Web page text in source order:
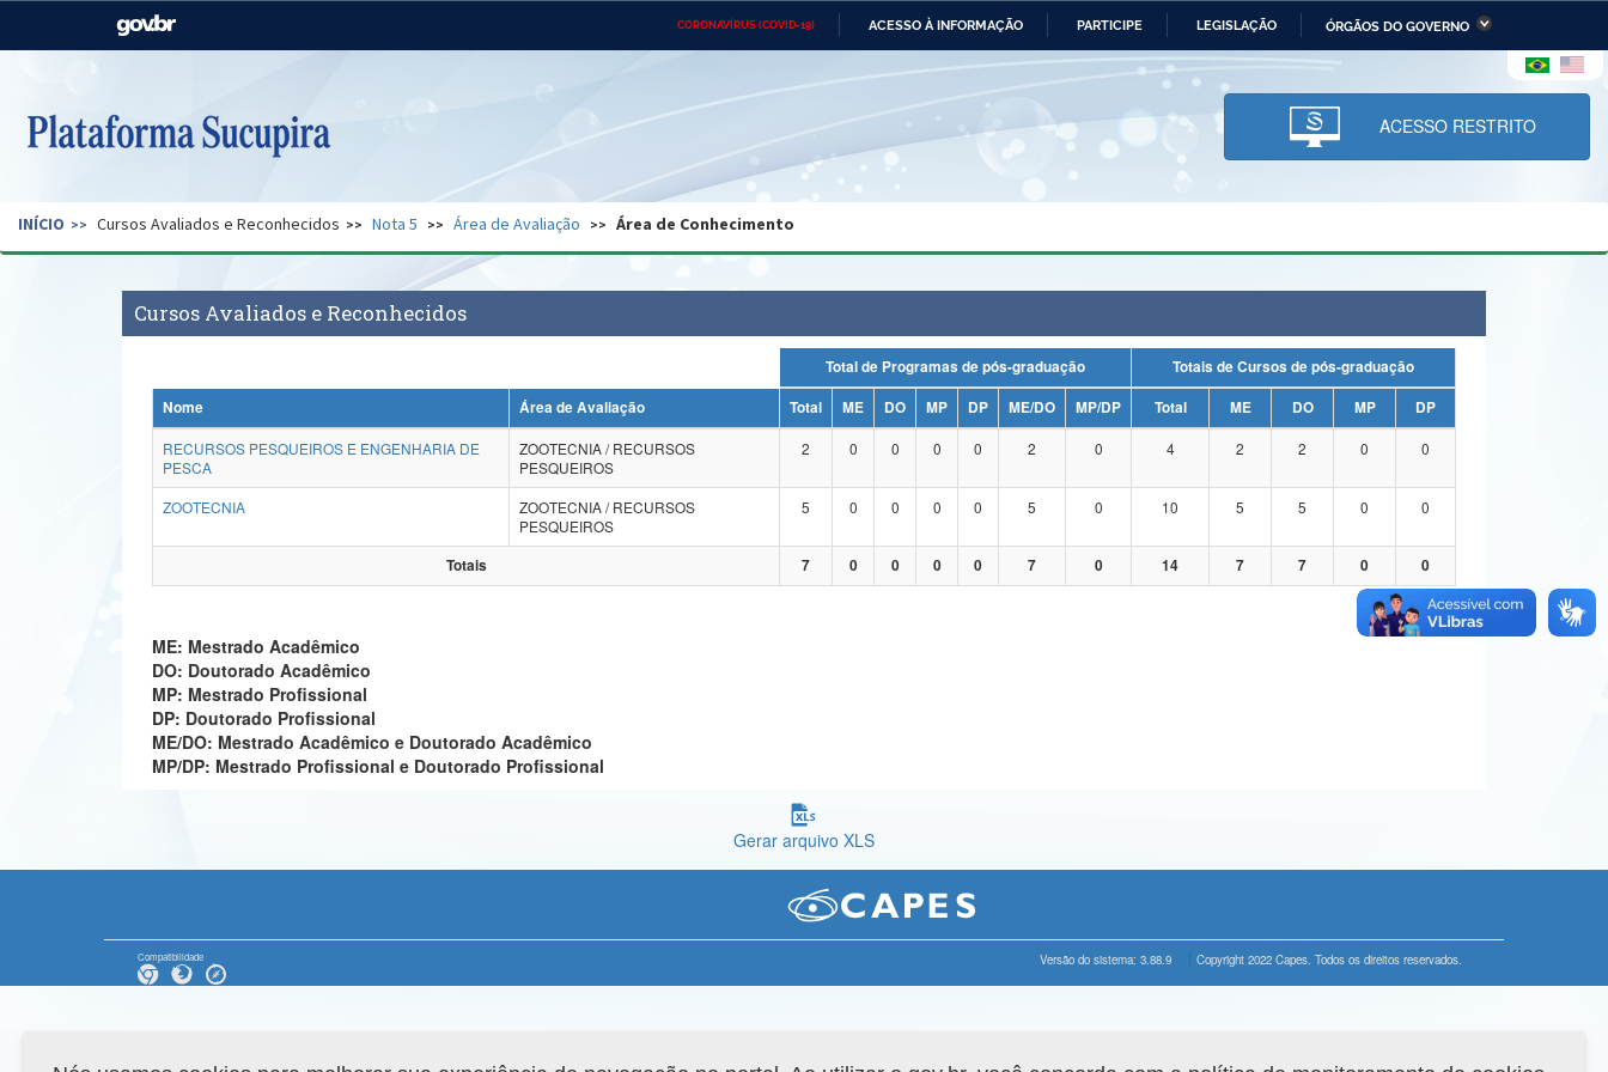
CORONAVÍRUS (COVID-19) ACESSO À INFORMAÇÃO PARTICIPE LEGISLAÇÃO ÓRGÃOS DO GOVERNO
Casa Civil Ministério das Relações Ministério da Economia Ministério da Infraestrutura
Pecuária e Abastecimento
Ministério da Ciência,
Tecnologia, Inovações e
Comunicações
Ministério do Desenvolvimento
Regional e dos Direitos Humanos
Secretaria de Governo Gabinete de Segurança Advocacia-Geral da União Banco Central do Brasil Planalto
ACESSO RESTRITO
INÍCIO Cursos Avaliados e Reconhecidos Nota 5 Área de Avaliação Área de Conhecimento
Cursos Avaliados e Reconhecidos
Total de Programas de pós-graduação
Totais de Cursos de pós-graduação
Nome
Área de Avaliação Total ME DO MP DP ME/DO MP/DP Total ME DO MP
DP
RECURSOS PESQUEIROS E ENGENHARIA DE
PESCA
ZOOTECNIA / RECURSOS
PESQUEIROS
2 0 0 0 0 2 0 4 2 2 0 0
ZOOTECNIA
ZOOTECNIA / RECURSOS
PESQUEIROS
5 0 0 0 0 5 0 10 5 5 0 0
Totais 7 0 0 0 0 7 0 14 7 7 0 0
ME: Mestrado Acadêmico
DO: Doutorado Acadêmico
MP: Mestrado Profissional
DP: Doutorado Profissional
ME/DO: Mestrado Acadêmico e Doutorado Acadêmico
MP/DP: Mestrado Profissional e Doutorado Profissional
Gerar arquivo XLS
Compatibilidade Versão do sistema: 3.88.9 Copyright 2022 Capes. Todos os direitos reservados.